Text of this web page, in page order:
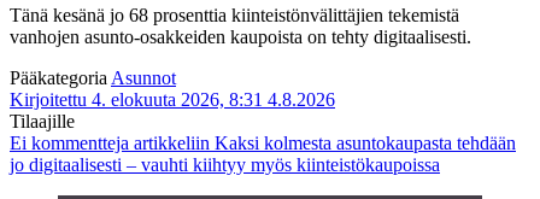
Tänä kesänä jo 68 prosenttia kiinteistönvälittäjien tekemistä
vanhojen asunto-osakkeiden kaupoista on tehty digitaalisesti.
Pääkategoria Asunnot
Kirjoitettu 4. elokuuta 2026, 8:31 4.8.2026
Tilaajille
Ei kommentteja artikkeliin Kaksi kolmesta asuntokaupasta tehdään
jo digitaalisesti – vauhti kiihtyy myös kiinteistökaupoissa